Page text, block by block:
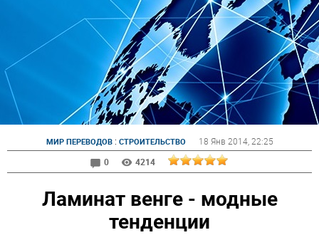
МИР ПЕРЕВОДОВ: СТРОИТЕЛЬСТВО 18 Янв 2014, 22:25
0
4214
Ламинат венге - модные
тенденции